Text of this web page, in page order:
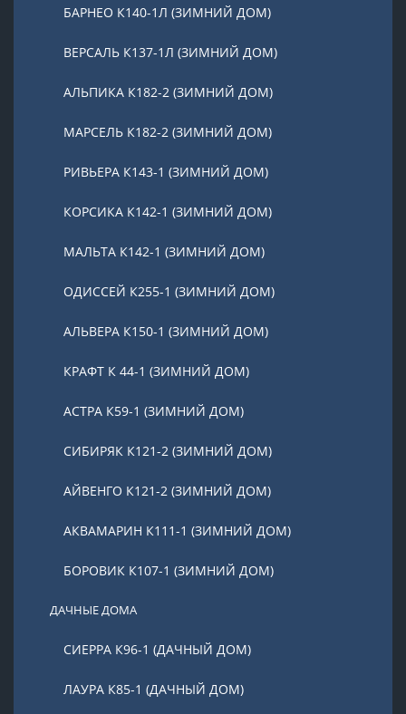
БАРНЕО К140-1Л (ЗИМНИЙ ДОМ)
ВЕРСАЛЬ К137-1Л (ЗИМНИЙ ДОМ)
АЛЬПИКА К182-2 (ЗИМНИЙ ДОМ)
МАРСЕЛЬ К182-2 (ЗИМНИЙ ДОМ)
РИВЬЕРА К143-1 (ЗИМНИЙ ДОМ)
КОРСИКА К142-1 (ЗИМНИЙ ДОМ)
МАЛЬТА К142-1 (ЗИМНИЙ ДОМ)
ОДИССЕЙ К255-1 (ЗИМНИЙ ДОМ)
АЛЬВЕРА К150-1 (ЗИМНИЙ ДОМ)
КРАФТ К 44-1 (ЗИМНИЙ ДОМ)
АСТРА К59-1 (ЗИМНИЙ ДОМ)
СИБИРЯК К121-2 (ЗИМНИЙ ДОМ)
АЙВЕНГО К121-2 (ЗИМНИЙ ДОМ)
АКВАМАРИН К111-1 (ЗИМНИЙ ДОМ)
БОРОВИК К107-1 (ЗИМНИЙ ДОМ)
ДАЧНЫЕ ДОМА
СИЕРРА К96-1 (ДАЧНЫЙ ДОМ)
ЛАУРА К85-1 (ДАЧНЫЙ ДОМ)